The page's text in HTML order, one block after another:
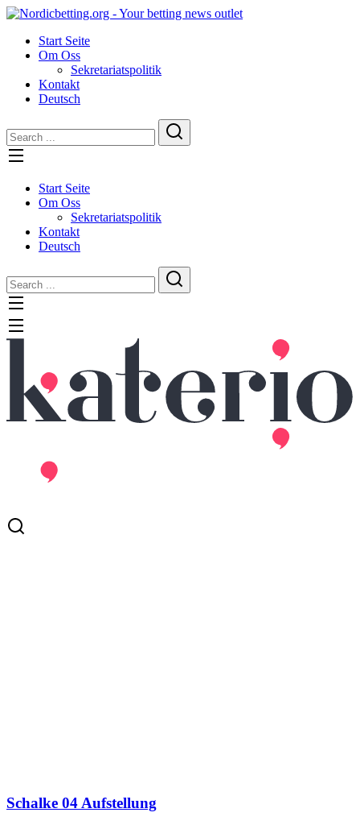
Skip
contentStart Seite
Om Oss
Sekretariatspolitik
Kontakt
Deutsch
Start Seite
Om Oss
Sekretariatspolitik
Kontakt
Deutsch
Schalke 04 Aufstellung